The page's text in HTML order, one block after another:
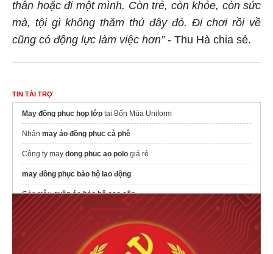
thân hoặc đi một mình. Còn trẻ, còn khỏe, còn sức
mà, tội gì không thăm thú đây đó. Đi chơi rồi về
cũng có động lực làm việc hơn”- Thu Hà chia sẻ.
TIN TÀI TRỢ
May đồng phục họp lớp tại Bốn Mùa Uniform
Nhận may áo đồng phục cà phê
Công ty may dong phuc ao polo giá rẻ
may đồng phục bảo hộ lao động
Các mẫuquần áo bảo hộ cao cấp
đồng phục quán cafe